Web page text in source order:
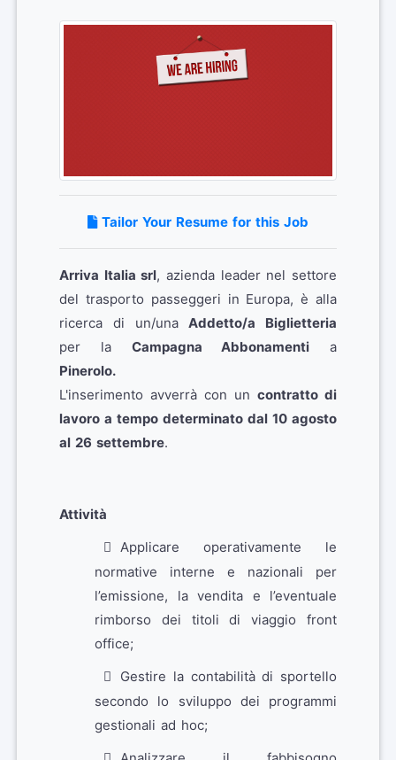
Tailor Your Resume for this Job
Arriva Italia srl, azienda leader nel settore
del trasporto passeggeri in Europa, è alla
ricerca di un/unaAddetto/a Biglietteria
per la Campagna Abbonamenti a
Pinerolo.
L'inserimento avverrà con un contratto di
lavoro a tempo determinato dal 10 agosto
al 26 settembre.
Attività
Applicare operativamente le
normative interne e nazionali per
l’emissione, la vendita e l’eventuale
rimborso dei titoli di viaggio front
office;
Gestire la contabilità di sportello
secondo lo sviluppo dei programmi
gestionali ad hoc;